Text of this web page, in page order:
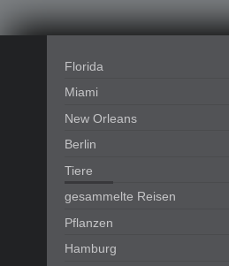
Florida
Miami
New Orleans
Berlin
Tiere
gesammelte Reisen
Pflanzen
Hamburg